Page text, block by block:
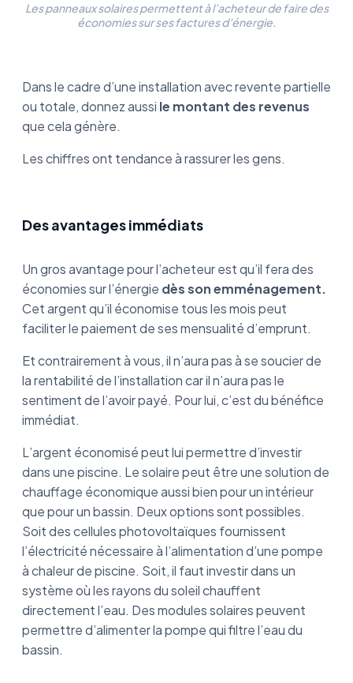
Les panneaux solaires permettent à l’acheteur de faire des
économies sur ses factures d’énergie.
Dans le cadre d’une installation avec revente partielle
ou totale, donnez aussi le montant des revenus
que cela génère.
Les chiffres ont tendance à rassurer les gens.
Des avantages immédiats
Un gros avantage pour l’acheteur est qu’il fera des
économies sur l’énergie dès son emménagement.
Cet argent qu’il économise tous les mois peut
faciliter le paiement de ses mensualité d’emprunt.
Et contrairement à vous, il n’aura pas à se soucier de
la rentabilité de l’installation car il n’aura pas le
sentiment de l’avoir payé. Pour lui, c’est du bénéfice
immédiat.
L’argent économisé peut lui permettre d’investir
dans une piscine. Le solaire peut être une solution de
chauffage économique aussi bien pour un intérieur
que pour un bassin. Deux options sont possibles.
Soit des cellules photovoltaïques fournissent
l’électricité nécessaire à l’alimentation d’une pompe
à chaleur de piscine. Soit, il faut investir dans un
système où les rayons du soleil chauffent
directement l’eau. Des modules solaires peuvent
permettre d’alimenter la pompe qui filtre l’eau du
bassin.